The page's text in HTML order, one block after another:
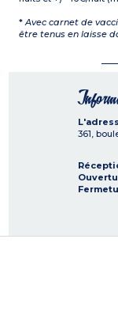
*Avec carnet de
être tenus en laisse
361,